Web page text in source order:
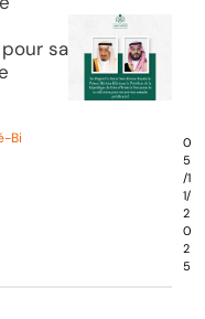
sa
Bi
0
5
/1
1/
2
0
2
5